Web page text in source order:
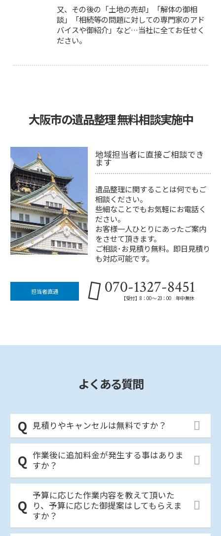
又、その後の「土地の売却」「解体の御相
談」「相続等の問題に対しての専門家のアド
バイスや御紹介」など…当社に全てお任せく
ださい。
大阪市の遺品整理 無料相談実施中
地域担当者に直接ご相談でき
ます
遺品整理に関することは何でもご
相談ください。
些細なことでもお気軽にお電話く
ださい。
お客様一人ひとりにあったご案内
をさせて頂きます。
ご相談･お見積り無料。即日見積り
も対応可能です。
担当者直通 070-1327-8451
【受付】8：00 ～ 23：00 年中無休
よくある質問
見積りやキャンセルは無料ですか？
作業後に追加料金が発生する事はありま
すか？
予算に応じた作業内容を教えて頂いた
り、予算に応じた御提案はしてもらえま
すか？